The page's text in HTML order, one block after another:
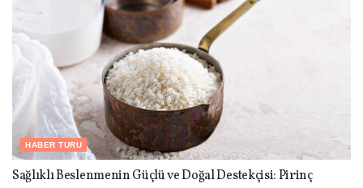
HABER TURU
Sağlıklı Beslenmenin Güçlü ve Doğal Destekçisi: Pirinç